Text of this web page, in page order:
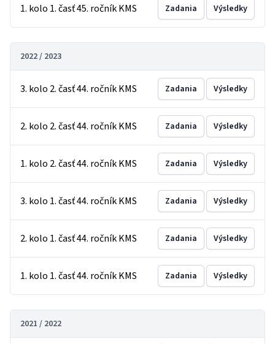
1. kolo 1. časť 45. ročník KMS Zadania Výsledky
2022 / 2023
3. kolo 2. časť 44. ročník KMS Zadania Výsledky
2. kolo 2. časť 44. ročník KMS Zadania Výsledky
1. kolo 2. časť 44. ročník KMS Zadania Výsledky
3. kolo 1. časť 44. ročník KMS Zadania Výsledky
2. kolo 1. časť 44. ročník KMS Zadania Výsledky
1. kolo 1. časť 44. ročník KMS Zadania Výsledky
2021 / 2022